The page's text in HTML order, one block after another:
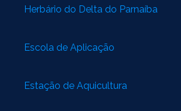
Herbário do Delta do Parnaíba
Escola de Aplicação
Estação de Aquicultura